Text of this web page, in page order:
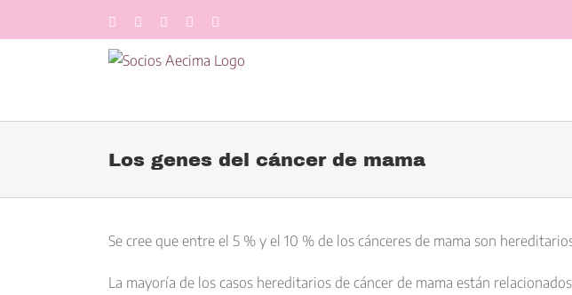
al
FacebookLinkedIn
TwitterYouTube
Los genes del cáncer de mama
imagen
grande
Se cree que entre el 5 % y el 10 % de los cánceres de mama son
La mayoría de los casos hereditarios de cáncer de mama están